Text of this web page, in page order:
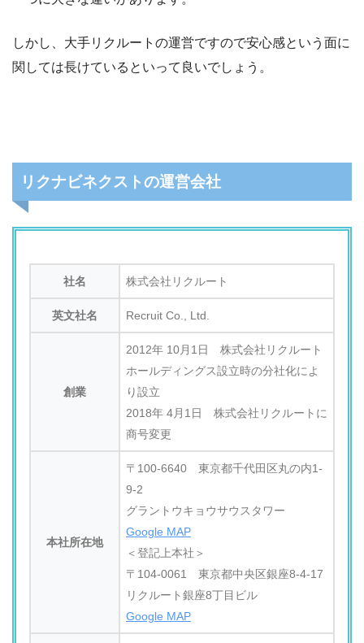
しかし、大手リクルートの運営ですので安心感という面に
関しては長けているといって良いでしょう。
リクナビネクストの運営会社
社名 株式会社リクルート
英文社名 Recruit Co., Ltd.
創業
2012年 10月1日 株式会社リクルート
ホールディングス設立時の分社化によ
り設立
2018年 4月1日 株式会社リクルートに
商号変更
本社所在地
〒100-6640 東京都千代田区丸の内1-
9-2
グラントウキョウサウスタワー
Google MAP
＜登記上本社＞
〒104-0061 東京都中央区銀座8-4-17
リクルート銀座8丁目ビル
Google MAP